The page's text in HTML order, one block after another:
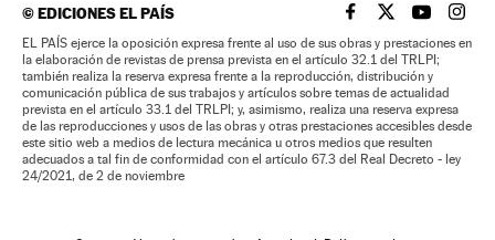
©EDICIONES EL PAÍS EL PAÍS BRASIL EN
EL PAÍSEL PAÍS
EL
EL PAÍS ejerce la oposición expresa frente al uso de sus obras y prestaciones en
la elaboración de revistas de prensa prevista en el artículo 32.1 del TRLPI;
también realiza la reserva expresa frente a la reproducción, distribución y
comunicación pública de sus trabajos y artículos sobre temas de actualidad
prevista en el artículo 33.1 del TRLPI; y, asimismo, realiza una reserva expresa
de las reproducciones y usos de las obras y otras prestaciones accesibles desde
este sitio web a medios de lectura mecánica u otros medios que resulten
adecuados a tal fin de conformidad con el artículo 67.3 del Real Decreto - ley
24/2021, de 2 de noviembre